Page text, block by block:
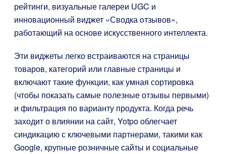
рейтинги, визуальные галереи UGC и
инновационный виджет «Сводка отзывов»,
работающий на основе искусственного интеллекта.
Эти виджеты легко встраиваются на страницы
товаров, категорий или главные страницы и
включают такие функции, как умная сортировка
(чтобы показать самые полезные отзывы первыми)
и фильтрация по варианту продукта. Когда речь
заходит о влиянии на сайт, Yotpo облегчает
синдикацию с ключевыми партнерами, такими как
Google, крупные розничные сайты и социальные